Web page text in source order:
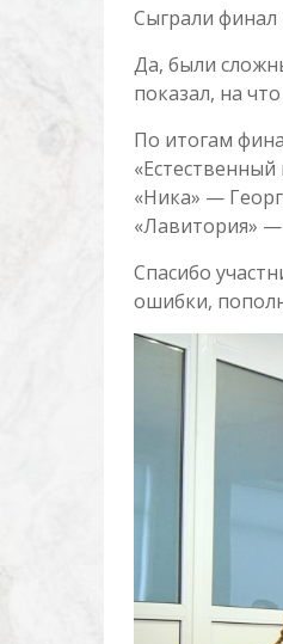
Сыграли финал
Да, были
показал, на
По итогам
«Ника» —
«Лавитория»
Спасибо
ошибки,